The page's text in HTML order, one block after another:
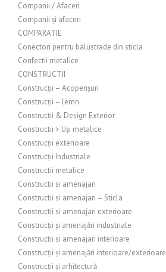
Companii / Afaceri
Companii și afaceri
COMPARATIE
Conectori pentru balustrade din sticla
Confectii metalice
CONSTRUCTII
Construcții – Acoperișuri
Construcții – lemn
Construcții & Design Exterior
Constructii > Uși metalice
Construcții exterioare
Construcții Industriale
Constructii metalice
Constructii si amenajari
Constructii si amenajari – Sticla
Constructii si amenajari exterioare
Construcții și amenajări industriale
Constructii si amenajari interioare
Construcții și amenajări interioare/exterioare
Construcții și arhitectură